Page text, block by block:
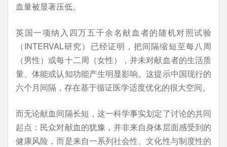
血量被显著压低。
英国一项纳入四万五千余名献血者的随机对照试验
（INTERVAL研究）已经证明，把间隔缩短至每八周
（男性）或每十二周（女性），并未对献血者的生活质
量、体能或认知功能产生明显影响。这提示中国现行的
六个月间隔，存在基于循证医学适度优化的很大空间。
而无论献血间隔长短，这一科学事实划定了讨论的共同
起点：民众对献血的犹豫，并非来自身体层面感受到的
健康风险，而是来自一系列社会性、文化性与制度性的